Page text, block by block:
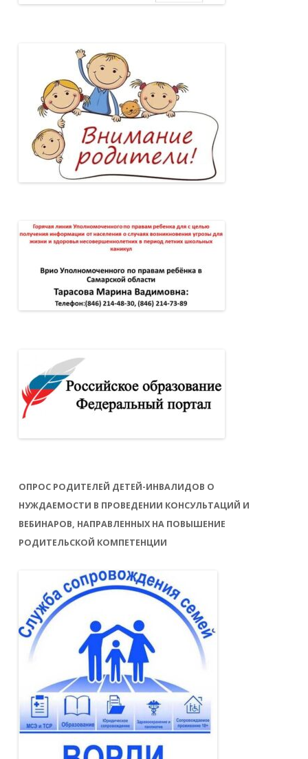
ОПРОС РОДИТЕЛЕЙ ДЕТЕЙ-ИНВАЛИДОВ О
НУЖДАЕМОСТИ В ПРОВЕДЕНИИ КОНСУЛЬТАЦИЙ И
ВЕБИНАРОВ, НАПРАВЛЕННЫХ НА ПОВЫШЕНИЕ
РОДИТЕЛЬСКОЙ КОМПЕТЕНЦИИ